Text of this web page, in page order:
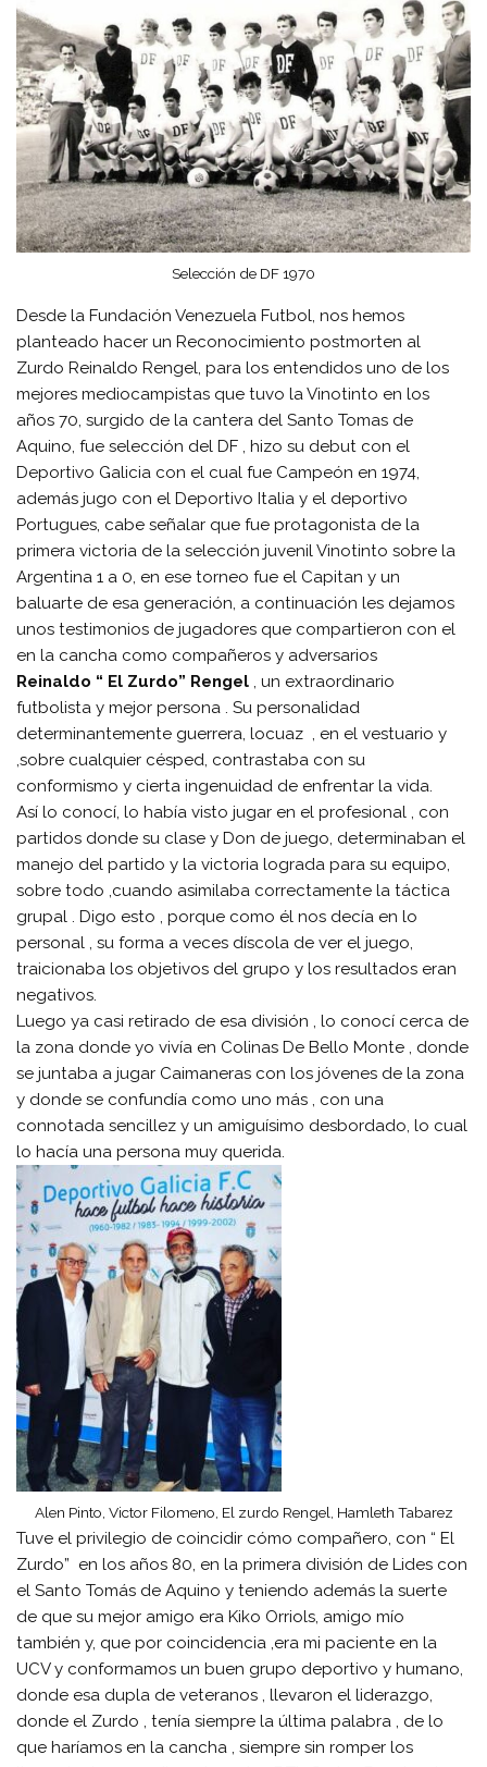
Selección de DF 1970
Desde la Fundación Venezuela Futbol, nos hemos
planteado hacer un Reconocimiento postmorten al
Zurdo Reinaldo Rengel, para los entendidos uno de los
mejores mediocampistas que tuvo la Vinotinto en los
años 70, surgido de la cantera del Santo Tomas de
Aquino, fue selección del DF , hizo su debut con el
Deportivo Galicia con el cual fue Campeón en 1974,
además jugo con el Deportivo Italia y el deportivo
Portugues, cabe señalar que fue protagonista de la
primera victoria de la selección juvenil Vinotinto sobre la
Argentina 1 a 0, en ese torneo fue el Capitan y un
baluarte de esa generación, a continuación les dejamos
unos testimonios de jugadores que compartieron con el
en la cancha como compañeros y adversarios
Reinaldo “ El Zurdo” Rengel , un extraordinario
futbolista y mejor persona . Su personalidad
determinantemente guerrera, locuaz , en el vestuario y
,sobre cualquier césped, contrastaba con su
conformismo y cierta ingenuidad de enfrentar la vida.
Así lo conocí, lo había visto jugar en el profesional , con
partidos donde su clase y Don de juego, determinaban el
manejo del partido y la victoria lograda para su equipo,
sobre todo ,cuando asimilaba correctamente la táctica
grupal . Digo esto , porque como él nos decía en lo
personal , su forma a veces díscola de ver el juego,
traicionaba los objetivos del grupo y los resultados eran
negativos.
Luego ya casi retirado de esa división , lo conocí cerca de
la zona donde yo vivía en Colinas De Bello Monte , donde
se juntaba a jugar Caimaneras con los jóvenes de la zona
y donde se confundía como uno más , con una
connotada sencillez y un amiguísimo desbordado, lo cual
lo hacía una persona muy querida.
Alen Pinto, Victor Filomeno, El zurdo Rengel, Hamleth Tabarez
Tuve el privilegio de coincidir cómo compañero, con “ El
Zurdo” en los años 80, en la primera división de Lides con
el Santo Tomás de Aquino y teniendo además la suerte
de que su mejor amigo era Kiko Orriols, amigo mío
también y, que por coincidencia ,era mi paciente en la
UCV y conformamos un buen grupo deportivo y humano,
donde esa dupla de veteranos , llevaron el liderazgo,
donde el Zurdo , tenía siempre la última palabra , de lo
que haríamos en la cancha , siempre sin romper los